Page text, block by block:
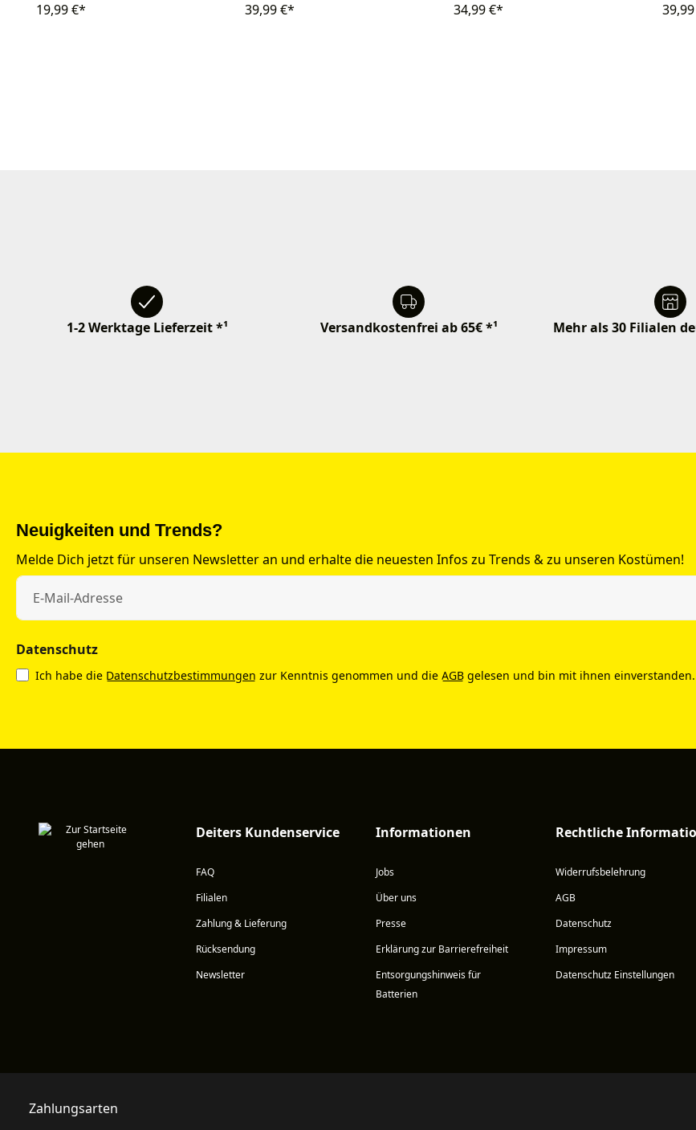
19,99 €*
39,99 €*
34,99 €*
1-2 Werktage Lieferzeit *¹ Versandkostenfrei ab 65€ *¹ Mehr als 30 Filialen
Neuigkeiten und Trends?
Melde Dich jetzt für unseren Newsletter an und erhalte die neuesten Infos zu Trends & zu unseren Kostümen!
Datenschutz
Ich habe die Datenschutzbestimmungen zur Kenntnis genommen und die AGB gelesen und bin mit ihnen einverstanden.
Deiters Kundenservice
FAQ
Filialen
Zahlung & Lieferung
Rücksendung
Newsletter
Informationen
Jobs
Über uns
Presse
Erklärung zur Barrierefreiheit
Entsorgungshinweis für
Batterien
Rechtliche
Widerrufsbelehrung
AGB
Datenschutz
Impressum
Datenschutz Einstellungen
Zahlungsarten